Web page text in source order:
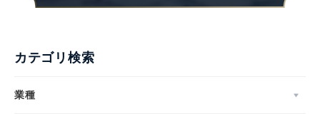
カテゴリ検索
業種